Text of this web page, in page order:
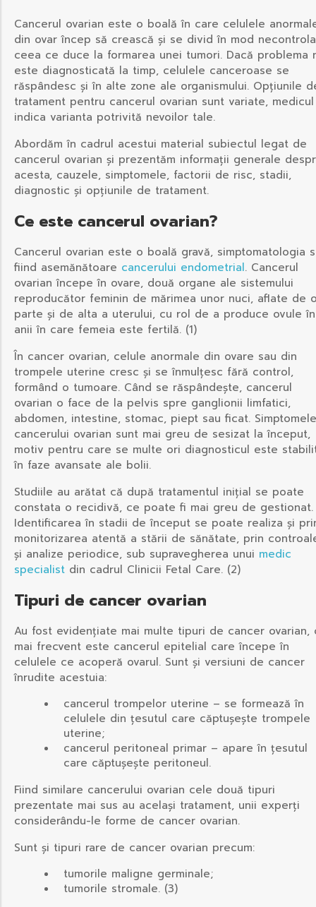
Cancerul ovarian este o boală în care celulele
din ovar încep să crească și se divid în mod
ceea ce duce la formarea unei tumori. Dacă problema
este diagnosticată la timp, celulele canceroase se
răspândesc și în alte zone ale organismului. Opțiunile
tratament pentru cancerul ovarian sunt variate,
indica varianta potrivită nevoilor tale.
Abordăm în cadrul acestui material subiectul legat de
cancerul ovarian și prezentăm informații generale
acesta, cauzele, simptomele, factorii de risc, stadii,
diagnostic și opțiunile de tratament.
Ce este cancerul ovarian?
Cancerul ovarian este o boală gravă, simptomatologia
fiind asemănătoare cancerului endometrial. Cancerul
ovarian începe în ovare, două organe ale sistemului
reproducător feminin de mărimea unor nuci, aflate de
parte și de alta a uterului, cu rol de a produce ovule în
anii în care femeia este fertilă. (1)
În cancer ovarian, celule anormale din ovare sau din
trompele uterine cresc și se înmulțesc fără control,
formând o tumoare. Când se răspândește, cancerul
ovarian o face de la pelvis spre ganglionii limfatici,
abdomen, intestine, stomac, piept sau ficat. Simptomele
cancerului ovarian sunt mai greu de sesizat la început,
motiv pentru care se multe ori diagnosticul este
în faze avansate ale bolii.
Studiile au arătat că după tratamentul inițial se poate
constata o recidivă, ce poate fi mai greu de gestionat.
Identificarea în stadii de început se poate realiza și
monitorizarea atentă a stării de sănătate, prin
și analize periodice, sub supravegherea unui medic
specialist din cadrul Clinicii Fetal Care. (2)
Tipuri de cancer ovarian
Au fost evidențiate mai multe tipuri de cancer ovarian,
mai frecvent este cancerul epitelial care începe în
celulele ce acoperă ovarul. Sunt și versiuni de cancer
înrudite acestuia:
cancerul trompelor uterine – se formează în
celulele din țesutul care căptușește trompele
uterine;
cancerul peritoneal primar – apare în țesutul
care căptușește peritoneul.
Fiind similare cancerului ovarian cele două tipuri
prezentate mai sus au același tratament, unii experți
considerându-le forme de cancer ovarian.
Sunt și tipuri rare de cancer ovarian precum:
tumorile maligne germinale;
tumorile stromale. (3)